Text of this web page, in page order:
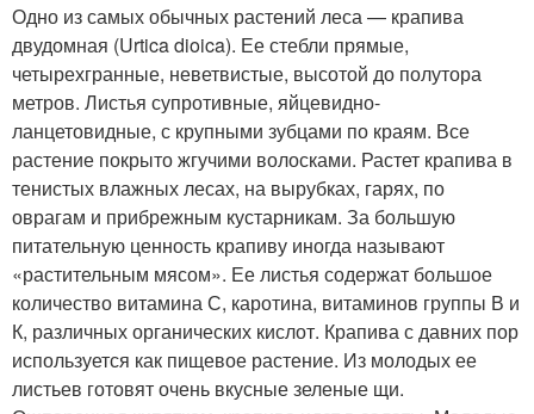
Одно из самых обычных растений леса — крапива
двудомная (Urtica dioica). Ее стебли прямые,
четырехгранные, неветвистые, высотой до полутора
метров. Листья супротивные, яйцевидно-
ланцетовидные, с крупными зубцами по краям. Все
растение покрыто жгучими волосками. Растет крапива в
тенистых влажных лесах, на вырубках, гарях, по
оврагам и прибрежным кустарникам. За большую
питательную ценность крапиву иногда называют
«растительным мясом». Ее листья содержат большое
количество витамина С, каротина, витаминов группы В и
К, различных органических кислот. Крапива с давних пор
используется как пищевое растение. Из молодых ее
листьев готовят очень вкусные зеленые щи.